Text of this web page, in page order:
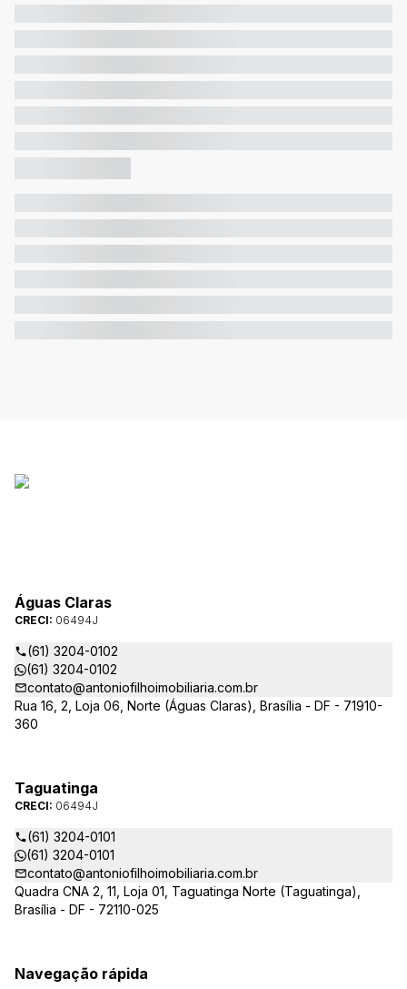
Águas Claras
CRECI: 06494J
(61) 3204-0102
(61) 3204-0102
contato@antoniofilhoimobiliaria.com.br
Rua 16, 2, Loja 06, Norte (Águas Claras), Brasília - DF - 71910-
360
Taguatinga
CRECI: 06494J
(61) 3204-0101
(61) 3204-0101
contato@antoniofilhoimobiliaria.com.br
Quadra CNA 2, 11, Loja 01, Taguatinga Norte (Taguatinga),
Brasília - DF - 72110-025
Navegação rápida